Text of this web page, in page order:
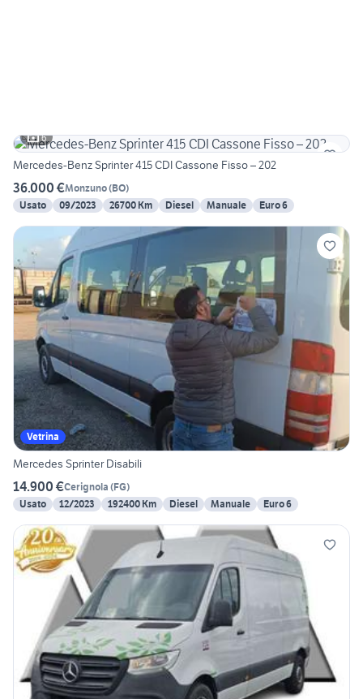
6
Mercedes-Benz Sprinter 415 CDI Cassone Fisso – 202
36.000 €Monzuno(BO)
Usato
09/2023 26700 Km Diesel Manuale Euro 6
Vetrina
Mercedes Sprinter Disabili
14.900 €Cerignola (FG)
Usato
12/2023 192400 Km Diesel Manuale Euro 6